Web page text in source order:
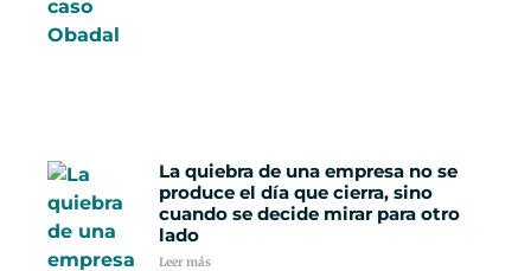
La quiebra de una empresa no se
produce el día que cierra, sino
cuando se decide mirar para otro
lado
Leer más